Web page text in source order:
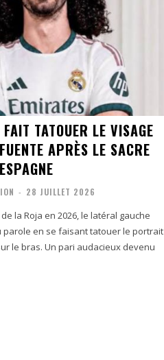
TATOUER LE VISAGE
APRÈS LE SACRE
- 28 JUILLET 2026
la Roja en 2026, le latéral gauche
parole en se faisant tatouer le portrait
le bras. Un pari audacieux devenu